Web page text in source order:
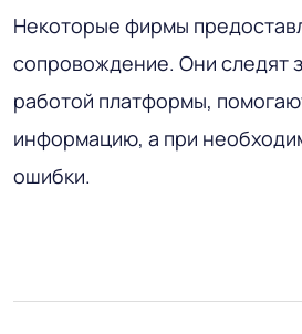
Некоторые фирмы
сопровождение. Они следят
работой платформы,
информацию, а при
ошибки.